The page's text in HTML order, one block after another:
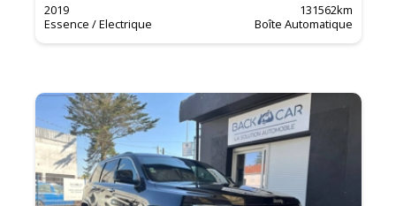
2019 131562km
Essence / Electrique
Boîte Automatique